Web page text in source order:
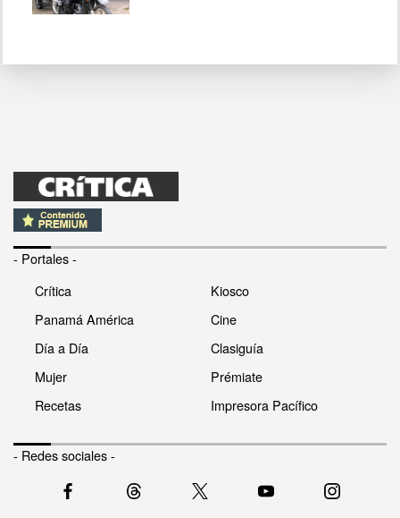
- Portales -
Crítica
Panamá América
Día a Día
Mujer
Recetas
Kiosco
Cine
Clasiguía
Prémiate
Impresora Pacífico
- Redes sociales -